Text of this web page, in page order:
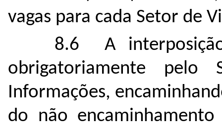
vagas para cada Setor de
8.6 A
obrigatoriamente pelo
Informações,
do não